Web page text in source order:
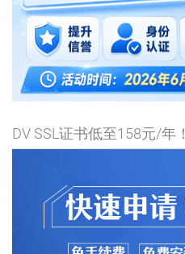
DV SSL证书低至158元/年！